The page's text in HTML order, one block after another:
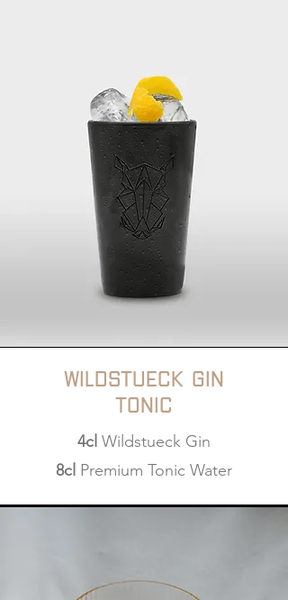
Wildstueck Gin
Tonic
4cl Wildstueck Gin
8cl Premium Tonic Water